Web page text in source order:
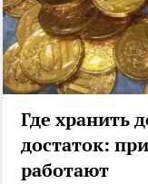
Где хранить
достаток:
работают